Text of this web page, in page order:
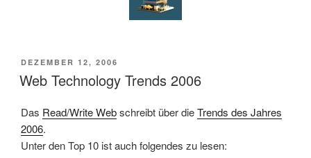
VERÖFFENTLICHT
AM
DEZEMBER 12, 2006
Web Technology Trends 2006
Das Read/Write Webschreibt über dieTrends des Jahres
2006.
Unter den Top 10 ist auch folgendes zu lesen: